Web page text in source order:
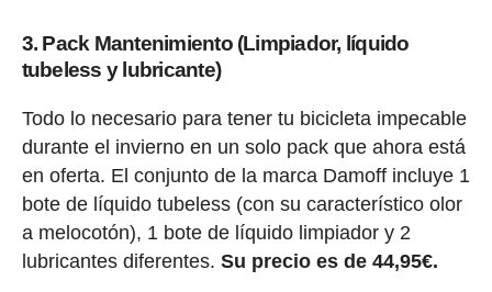
3. Pack Mantenimiento (Limpiador, líquido
tubeless y lubricante)
Todo lo necesario para tener tu bicicleta impecable
durante el invierno en un solo pack que ahora está
en oferta. El conjunto de la marca Damoff incluye 1
bote de líquido tubeless (con su característico olor
a melocotón), 1 bote de líquido limpiador y 2
lubricantes diferentes. Su precio es de 44,95€.